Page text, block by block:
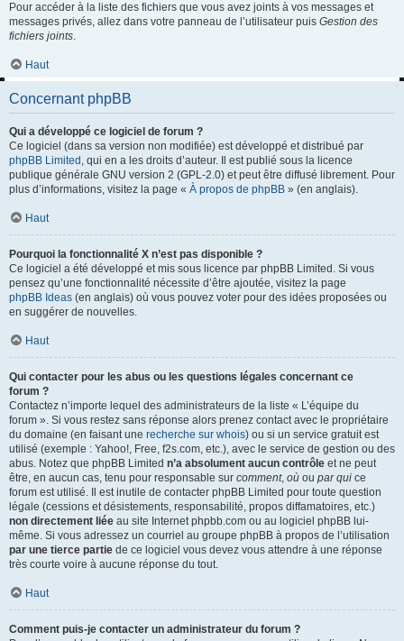
Pour accéder à la liste des fichiers que vous avez joints à vos messages et
messages privés, allez dans votre panneau de l’utilisateur puis Gestion des
fichiers joints.
Haut
Concernant phpBB
Qui a développé ce logiciel de forum ?
Ce logiciel (dans sa version non modifiée) est développé et distribué par
phpBB Limited , qui en a les droits d’auteur. Il est publié sous la licence
publique générale GNU version 2 (GPL-2.0) et peut être diffusé librement. Pour
plus d’informations, visitez la page « À propos de phpBB » (en anglais).
Haut
Pourquoi la fonctionnalité X n’est pas disponible ?
Ce logiciel a été développé et mis sous licence par phpBB Limited. Si vous
pensez qu’une fonctionnalité nécessite d’être ajoutée, visitez la page
phpBB Ideas (en anglais) où vous pouvez voter pour des idées proposées ou
en suggérer de nouvelles.
Haut
Qui contacter pour les abus ou les questions légales concernant ce
forum ?
Contactez n’importe lequel des administrateurs de la liste « L’équipe du
forum ». Si vous restez sans réponse alors prenez contact avec le propriétaire
du domaine (en faisant une recherche sur whois) ou si un service gratuit est
utilisé (exemple : Yahoo!, Free, f2s.com, etc.), avec le service de gestion ou des
abus. Notez que phpBB Limited n’a absolument aucun contrôle et ne peut
être, en aucun cas, tenu pour responsable sur comment, où ou par qui ce
forum est utilisé. Il est inutile de contacter phpBB Limited pour toute question
légale (cessions et désistements, responsabilité, propos diffamatoires, etc.)
non directement liée au site Internet phpbb.com ou au logiciel phpBB lui-
même. Si vous adressez un courriel au groupe phpBB à propos de l’utilisation
par une tierce partie de ce logiciel vous devez vous attendre à une réponse
très courte voire à aucune réponse du tout.
Haut
Comment puis-je contacter un administrateur du forum ?